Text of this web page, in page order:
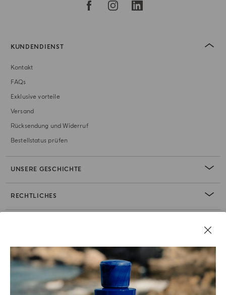
KUNDENDIENST
Kontakt
FAQs
Exklusive vorteile
Versand
Rücksendung und Widerruf
Bestellstatus prüfen
UNSERE GESCHICHTE
RECHTLICHES